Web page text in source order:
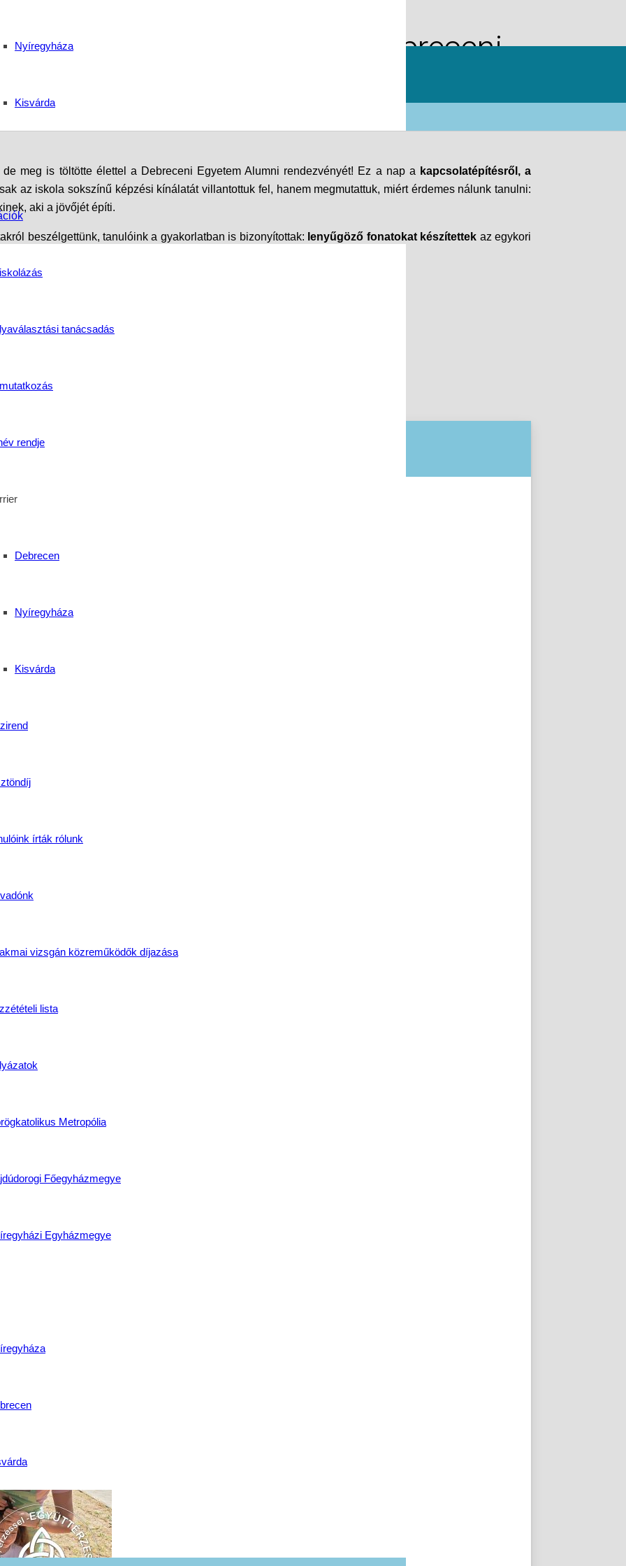
Nyíregyháza
Kisvárda
tanácsadás
rendje
Debrecen
Nyíregyháza
Kisvárda
írták rólunk
vizsgán közreműködők díjazása
lista
Metropólia
Főegyházmegye
Egyházmegye
mutatkoztunk be a Debreceni
meg is töltötte élettel a Debreceni Egyetem Alumni rendezvényét! Ez a nap a kapcsolatépítésről, a
az iskola sokszínű képzési kínálatát villantottuk fel, hanem megmutattuk, miért érdemes nálunk tanulni:
aki a jövőjét építi.
beszélgettünk, tanulóink a gyakorlatban is bizonyítottak: lenyűgöző fonatokat készítettek az egykori
a múlt és a jövő találkozását egy ilyen nívós eseményen!